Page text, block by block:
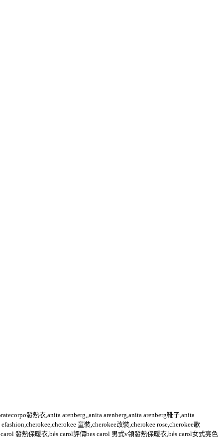
發熱衣,anita arenberg,,anita arenberg,anita arenberg靴子,anita
童裝,cherokee改裝,cherokee rose,cherokee歌
發熱保暖衣,bés carol評價bes carol 男式v領發熱保暖衣,bés carol女式亮色